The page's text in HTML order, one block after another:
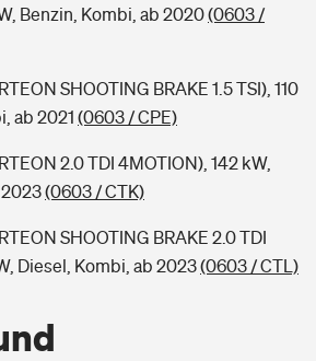
Benzin, Kombi, ab 2020(0603 /
SHOOTING BRAKE 1.5 TSI), 110
ab 2021 (0603 / CPE)
2.0 TDI 4MOTION), 142 kW,
(0603 / CTK)
SHOOTING BRAKE 2.0 TDI
Diesel, Kombi, ab 2023(0603 / CTL)